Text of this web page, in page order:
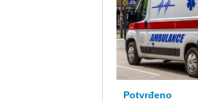
Potvrđeno